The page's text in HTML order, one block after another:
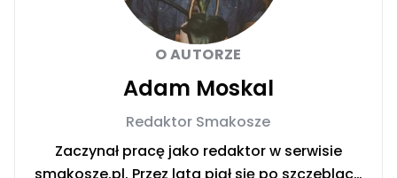
O AUTORZE
Adam Moskal
Redaktor Smakosze
Zaczynał pracę jako redaktor w serwisie